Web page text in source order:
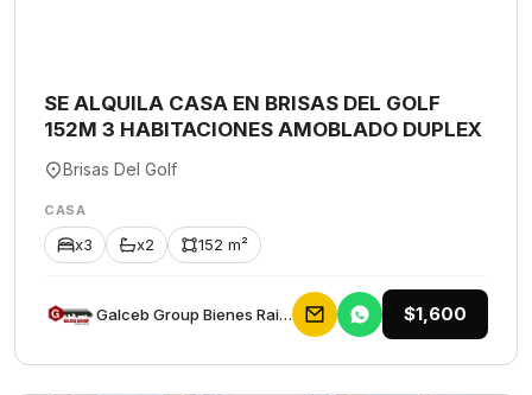
SE ALQUILA CASA EN BRISAS DEL GOLF
152M 3 HABITACIONES AMOBLADO DUPLEX
Brisas Del Golf
CASA
x3 x2 152 m²
Galceb Group Bienes Raices $1,600